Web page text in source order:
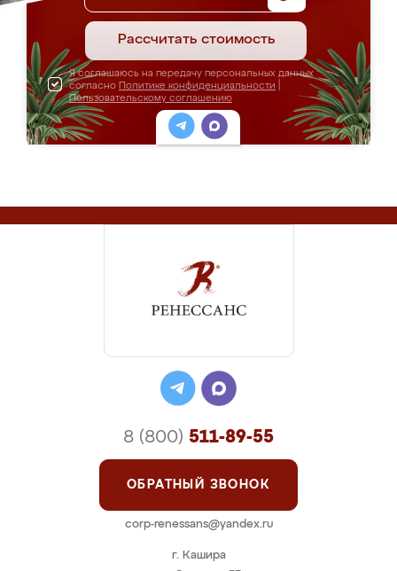
Рассчитать стоимость
Я соглашаюсь на передачу персональных данных
согласно Политике конфиденциальности
Пользовательскому соглашению
г. Кашира
8 (800) 511-89-55
ОБРАТНЫЙ ЗВОНОК
corp-renessans@yandex.ru